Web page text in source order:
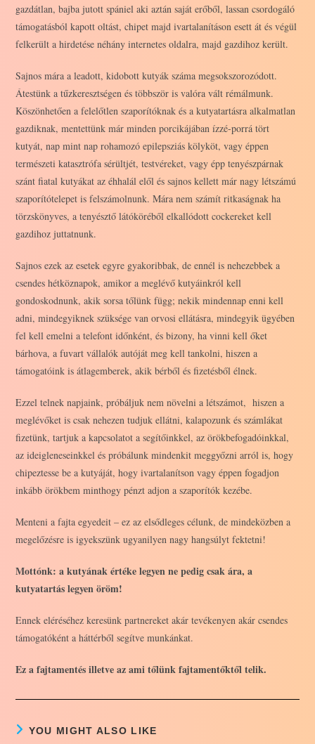
gazdátlan, bajba jutott spániel aki aztán saját erőből, lassan csordogáló
támogatásból kapott oltást, chipet majd ivartalanításon esett át és végül
felkerült a hirdetése néhány internetes oldalra, majd gazdihoz került.
Sajnos mára a leadott, kidobott kutyák száma megsokszorozódott.
Átestünk a tűzkeresztségen és többször is valóra vált rémálmunk.
Köszönhetően a felelőtlen szaporítóknak és a kutyatartásra alkalmatlan
gazdiknak, mentettünk már minden porcikájában ízzé-porrá tört
kutyát, nap mint nap rohamozó epilepsziás kölyköt, vagy éppen
természeti katasztrófa sérültjét, testvéreket, vagy épp tenyészpárnak
szánt fiatal kutyákat az éhhalál elől és sajnos kellett már nagy létszámú
szaporítótelepet is felszámolnunk. Mára nem számít ritkaságnak ha
törzskönyves, a tenyésztő látóköréből elkallódott cockereket kell
gazdihoz juttatnunk.
Sajnos ezek az esetek egyre gyakoribbak, de ennél is nehezebbek a
csendes hétköznapok, amikor a meglévő kutyáinkról kell
gondoskodnunk, akik sorsa tőlünk függ; nekik mindennap enni kell
adni, mindegyiknek szüksége van orvosi ellátásra, mindegyik ügyében
fel kell emelni a telefont időnként, és bizony, ha vinni kell őket
bárhova, a fuvart vállalók autóját meg kell tankolni, hiszen a
támogatóink is átlagemberek, akik bérből és fizetésből élnek.
Ezzel telnek napjaink, próbáljuk nem növelni a létszámot, hiszen a
meglévőket is csak nehezen tudjuk ellátni, kalapozunk és számlákat
fizetünk, tartjuk a kapcsolatot a segítőinkkel, az örökbefogadóinkkal,
az ideigleneseinkkel és próbálunk mindenkit meggyőzni arról is, hogy
chipeztesse be a kutyáját, hogy ivartalanítson vagy éppen fogadjon
inkább örökbem minthogy pénzt adjon a szaporítók kezébe.
Menteni a fajta egyedeit – ez az elsődleges célunk, de mindeközben a
megelőzésre is igyekszünk ugyanilyen nagy hangsúlyt fektetni!
Mottónk: a kutyának értéke legyen ne pedig csak ára, a
kutyatartás legyen öröm!
Ennek eléréséhez keresünk partnereket akár tevékenyen akár csendes
támogatóként a háttérből segítve munkánkat.
Ez a fajtamentés illetve az ami tőlünk fajtamentőktől telik.
YOU MIGHT ALSO LIKE